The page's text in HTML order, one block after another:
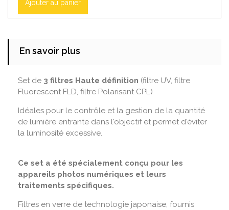
Ajouter au panier
En savoir plus
Set de 3 filtres Haute définition (filtre UV, filtre
Fluorescent FLD, filtre Polarisant CPL)
Idéales pour le contrôle et la gestion de la quantité
de lumière entrante dans l'objectif et permet d'éviter
la luminosité excessive.
Ce set a été spécialement conçu pour les
appareils photos numériques et leurs
traitements spécifiques.
Filtres en verre de technologie japonaise, fournis